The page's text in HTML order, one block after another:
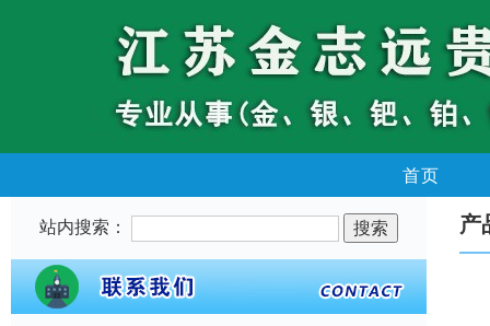
首页
站内搜索： 产